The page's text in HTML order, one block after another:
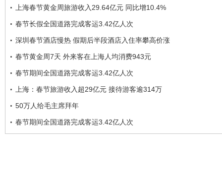
上海春节黄金周旅游收入29.64亿元 同比增10.4%
春节长假全国道路完成客运3.42亿人次
深圳春节酒店慢热 假期后半段酒店入住率攀高价涨
春节黄金周7天 外来客在上海人均消费943元
春节期间全国道路完成客运3.42亿人次
上海：春节旅游收入超29亿元 接待游客逾314万
50万人给毛主席拜年
春节期间全国道路完成客运3.42亿人次